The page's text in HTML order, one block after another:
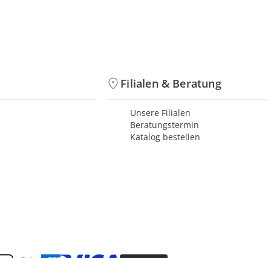
Filialen & Beratung
Unsere Filialen
Beratungstermin
Katalog bestellen